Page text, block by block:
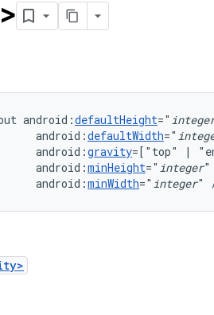
android:defaultHeight="
android:defaultWidth="
android:gravity=["top" |
android:minHeight=" integer
android:minWidth=" integer"